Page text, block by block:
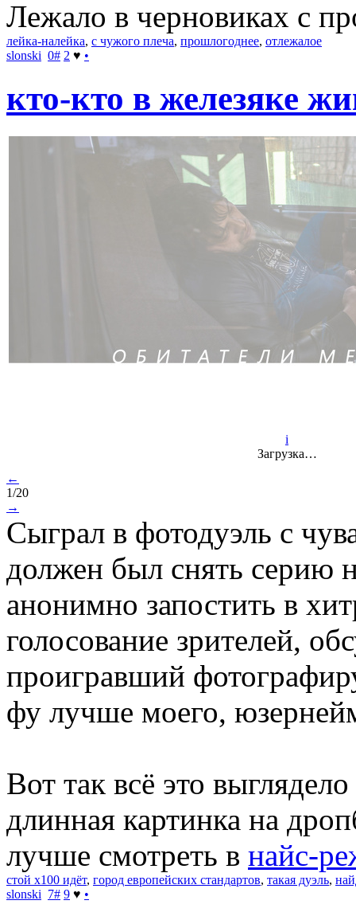
Лежало в черновиках с
лейка-налейка, с чужого плеча, прошлогоднее, отлежалое
slonski 0# 2 ♥ •
кто-кто в железяке
i
Загрузка…
←
1/20
→
Сыграл в фотодуэль с
должен был снять серию
анонимно запостить в
голосование зрителей,
проигравший
фу лучше моего,
Вот так всё это выглядело
длинная картинка на
лучше смотреть в найс-
стой x100 идёт, город европейских стандартов, такая дуэль,
slonski 7# 9 ♥ •